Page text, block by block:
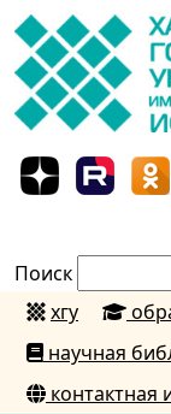
Поиск
хгу
научная